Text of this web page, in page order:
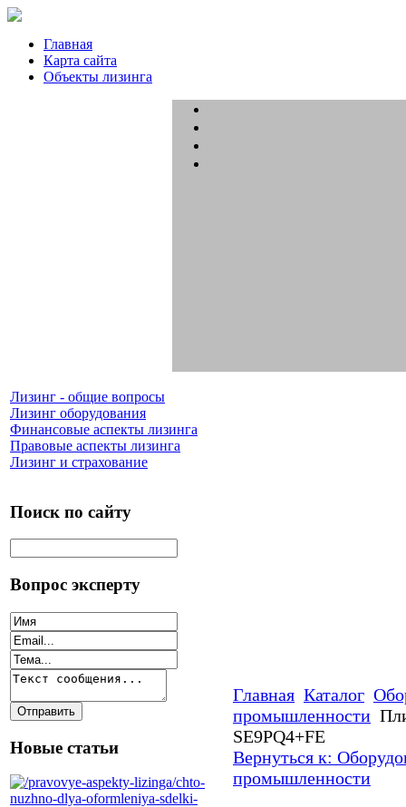
Главная
Карта сайта
Объекты лизинга
Лизинг - общие вопросы
Лизинг оборудования
Финансовые аспекты лизинга
Правовые аспекты лизинга
Лизинг и страхование
Поиск по сайту
Вопрос эксперту
Новые статьи
Главная Каталог
промышленности
SE9PQ4+FE
Вернуться к:
промышленности